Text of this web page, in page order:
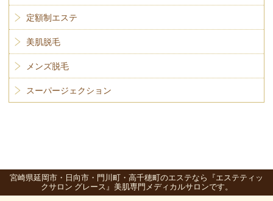
定額制エステ
美肌脱毛
メンズ脱毛
スーパージェクション
宮崎県延岡市・日向市・門川町・高千穂町のエステなら『エステティッ
クサロン グレース』美肌専門メディカルサロンです。